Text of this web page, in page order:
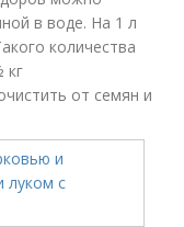
в воде. На 1 л
количества
кг
от семян и